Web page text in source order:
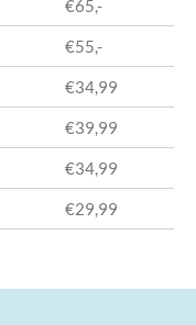
€65,-
€55,-
€34,99
€39,99
€34,99
€29,99